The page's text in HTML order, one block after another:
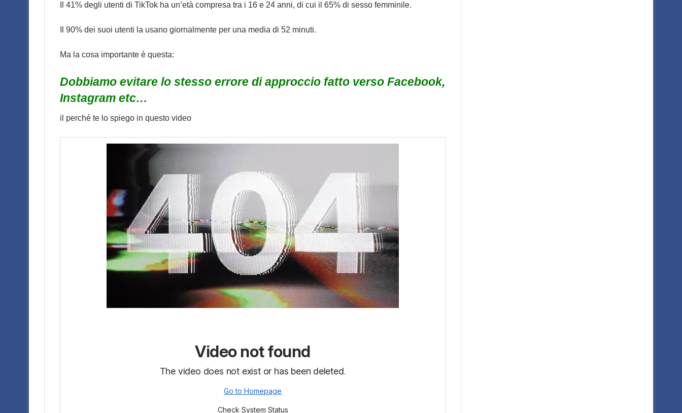
Il 41% degli utenti di TikTok ha un’età compresa tra i 16 e 24 anni, di cui il 65% di sesso femminile.
Il 90% dei suoi utenti la usano giornalmente per una media di 52 minuti.
Ma la cosa importante è questa:
Dobbiamo evitare lo stesso errore di approccio fatto verso Facebook,
Instagram etc…
il perché te lo spiego in questo video